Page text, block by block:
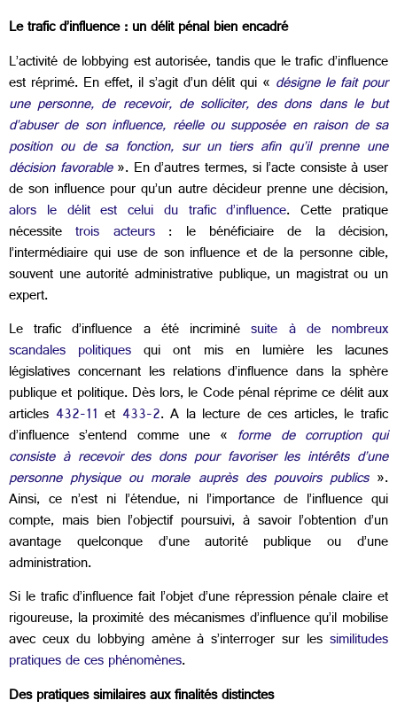
Le trafic d’influence : un délit pénal bien encadré
L’activité de lobbying est autorisée, tandis que le trafic d’influence
est réprimé. En effet, il s’agit d’un délit qui « désigne le fait pour
une personne, de recevoir, de solliciter, des dons dans le but
d’abuser de son influence, réelle ou supposée en raison de sa
position ou de sa fonction, sur un tiers afin qu’il prenne une
décision favorable ». En d’autres termes, si l’acte consiste à user
de son influence pour qu’un autre décideur prenne une décision,
alors le délit est celui du trafic d’influence. Cette pratique
nécessitetrois acteurs : le bénéficiaire de la décision,
l’intermédiaire qui use de son influence et de la personne cible,
souvent une autorité administrative publique, un magistrat ou un
expert.
Le trafic d’influence a été incriminésuite à de nombreux
scandales politiques qui ont mis en lumière les lacunes
législatives concernant les relations d’influence dans la sphère
publique et politique. Dès lors, le Code pénal réprime ce délit aux
articles 432-11 et 433-2. A la lecture de ces articles, le trafic
d’influence s’entend comme une « forme de corruption qui
consiste à recevoir des dons pour favoriser les intérêts d’une
personne physique ou morale auprès des pouvoirs publics ».
Ainsi, ce n’est ni l’étendue, ni l’importance de l’influence qui
compte, mais bien l’objectif poursuivi, à savoir l’obtention d’un
avantage quelconque d’une autorité publique ou d’une
administration.
Si le trafic d’influence fait l’objet d’une répression pénale claire et
rigoureuse, la proximité des mécanismes d’influence qu’il mobilise
avec ceux du lobbying amène à s’interroger sur les similitudes
pratiques de ces phénomènes.
Des pratiques similaires aux finalités distinctes